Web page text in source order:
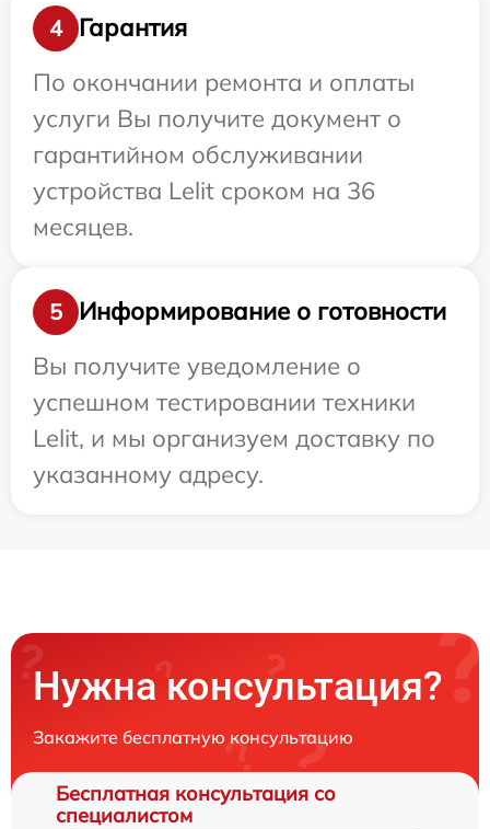
4
Гарантия
По окончании ремонта и оплаты
услуги Вы получите документ о
гарантийном обслуживании
устройства Lelit сроком на 36
месяцев.
5
Информирование о готовности
Вы получите уведомление о
успешном тестировании техники
Lelit, и мы организуем доставку по
указанному адресу.
Нужна консультация?
Закажите бесплатную консультацию
Бесплатная консультация со
специалистом